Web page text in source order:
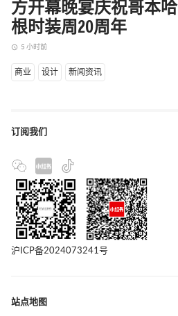
方开幕晚宴庆祝哥本哈
根时装周20周年
access_time 5 小时前
商业 设计 新闻资讯
订阅我们
沪ICP备2024073241号
站点地图